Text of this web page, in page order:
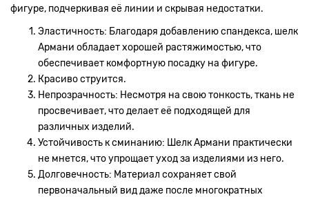
фигуре, подчеркивая её линии и скрывая недостатки.
Эластичность: Благодаря добавлению спандекса, шелк
Армани обладает хорошей растяжимостью, что
обеспечивает комфортную посадку на фигуре.
Красиво струится.
Непрозрачность: Несмотря на свою тонкость, ткань не
просвечивает, что делает её подходящей для
различных изделий.
Устойчивость к сминанию: Шелк Армани практически
не мнется, что упрощает уход за изделиями из него.
Долговечность: Материал сохраняет свой
первоначальный вид даже после многократных